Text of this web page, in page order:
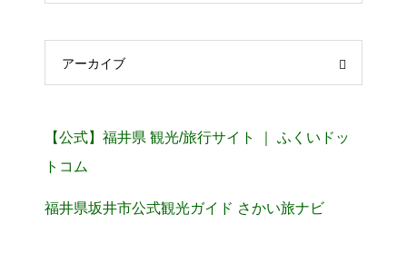
アーカイブ
【公式】福井県 観光/旅行サイト ｜ ふくいドッ
トコム
福井県坂井市公式観光ガイド さかい旅ナビ